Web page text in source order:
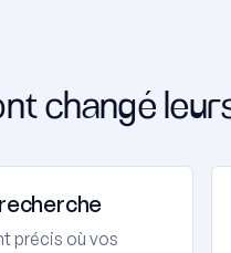
changé
précis où vos